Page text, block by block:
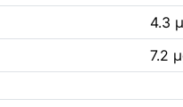
4.3
7.2